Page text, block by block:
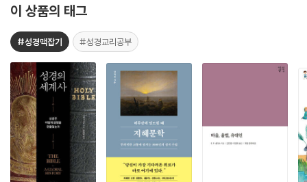
이 상품의 태그
#성경맥잡기 #성경교리공부